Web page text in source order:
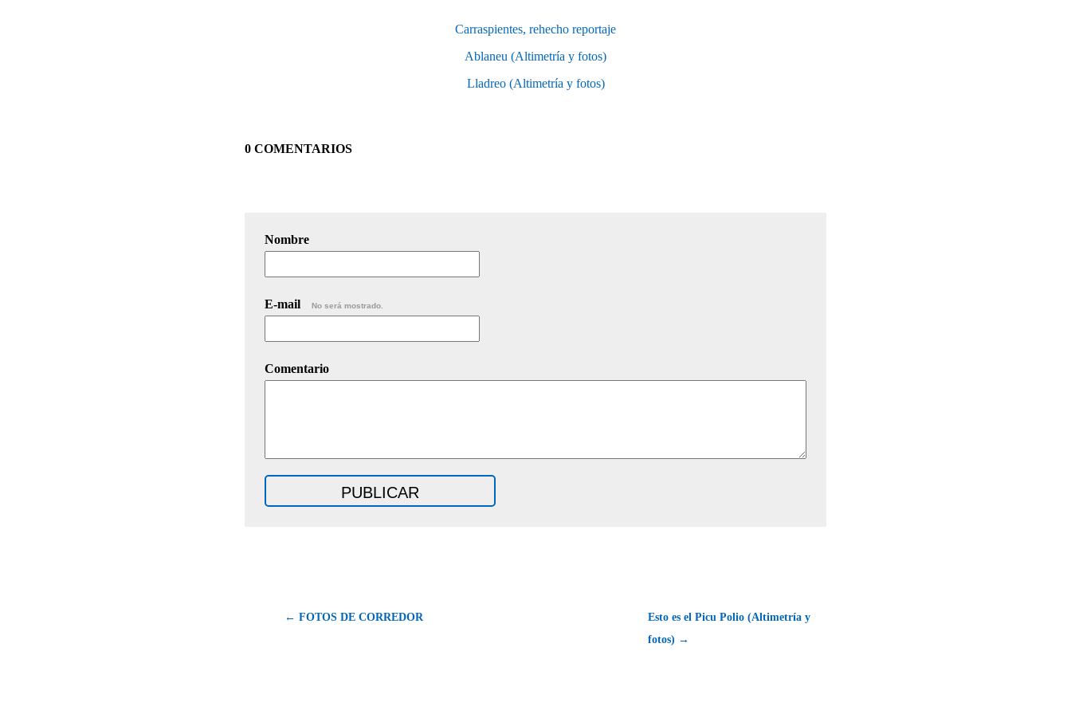
Carraspientes, rehecho reportaje
Ablaneu (Altimetría y fotos)
Lladreo (Altimetría y fotos)
0 COMENTARIOS
Nombre
E-mail No será mostrado.
Comentario
← FOTOS DE CORREDOR
Esto es el Picu Polio (Altimetría y
fotos) →